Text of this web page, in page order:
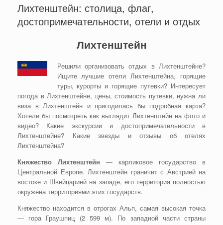
Лихтенштейн: столица, флаг,
достопримечательности, отели и отдых
Лихтенштейн
Решили организовать отдых в Лихтенштейне?
Ищите лучшие отели Лихтенштейна, горящие
туры, курорты и горящие путевки? Интересует
погода в Лихтенштейне, цены, стоимость путевки, нужна ли
виза в Лихтенштейн и пригодилась бы подробная карта?
Хотели бы посмотреть как выглядит Лихтенштейн на фото и
видео? Какие экскурсии и достопримечательности в
Лихтенштейне? Какие звезды и отзывы об отелях
Лихтенштейна?
Княжество Лихтенштейн — карликовое государство в
Центральной Европе. Лихтенштейн граничит с Австрией на
востоке и Швейцарией на западе, его территория полностью
окружена территориями этих государств.
Княжество находится в отрогах Альп, самая высокая точка
— гора Граушпиц (2 599 м). По западной части страны